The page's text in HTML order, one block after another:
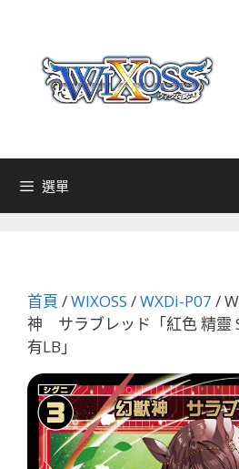
選單
首頁 /WIXOSS /WXDi-P07 /
神 サラブレッド「紅色 精靈
有LB」